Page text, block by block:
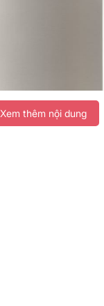
Xem thêm nội dung